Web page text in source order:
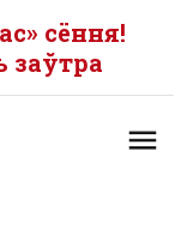
сёння!
заўтра